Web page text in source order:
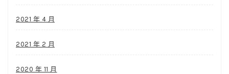
2021 年 4 月
2021 年 2 月
2020 年 11 月